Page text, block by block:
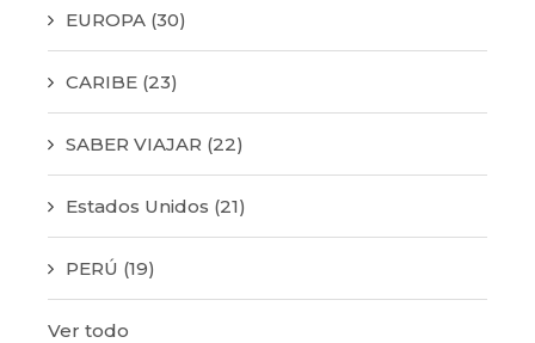
EUROPA (30)
CARIBE (23)
SABER VIAJAR (22)
Estados Unidos (21)
PERÚ (19)
Ver todo